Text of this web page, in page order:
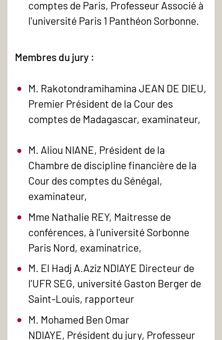
comptes de Paris, Professeur Associé à
l'université Paris 1 Panthéon Sorbonne.
Membres du jury :
M. Rakotondramihamina JEAN DE DIEU,
Premier Président de la Cour des
comptes de Madagascar, examinateur,
M. Aliou NIANE, Président de la
Chambre de discipline financière de la
Cour des comptes du Sénégal,
examinateur,
Mme Nathalie REY, Maitresse de
conférences, à l'université Sorbonne
Paris Nord, examinatrice,
M. El Hadj A.Aziz NDIAYE Directeur de
l'UFR SEG, université Gaston Berger de
Saint-Louis, rapporteur
M. Mohamed Ben Omar
NDIAYE, Président du jury, Professeur